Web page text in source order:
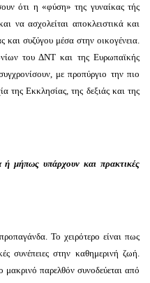
ότι η «φύση» της γυναίκας τής
να ασχολείται αποκλειστικά και
συζύγου μέσα στην οικογένεια.
του ΔΝΤ και της Ευρωπαϊκής
με προπύργιο την πιο
της Εκκλησίας, της δεξιάς και της
ή μήπως υπάρχουν και πρακτικές
Το χειρότερο είναι πως
συνέπειες στην καθημερινή ζωή.
παρελθόν συνοδεύεται από